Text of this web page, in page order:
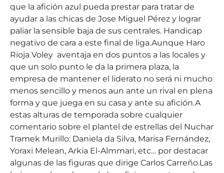
que la afición azul pueda prestar para tratar de
ayudar a las chicas de Jose Miguel Pérez y lograr
paliar la sensible baja de sus centrales. Handicap
negativo de cara a este final de liga.Aunque Haro
Rioja Voley aventaja en dos puntos a las locales y
que un solo punto le da la primera plaza, la
empresa de mantener el liderato no será ni mucho
menos sencillo y menos aun ante un rival en plena
forma y que juega en su casa y ante su afición.A
estas alturas de temporada sobre cualquier
comentario sobre el plantel de estrellas del Nuchar
Tramek Murillo: Daniela da Silva, Marisa Fernández,
Yoraxi Melean, Arkia El-Almmari, etc… por destacar
algunas de las figuras que dirige Carlos Carreño.Las